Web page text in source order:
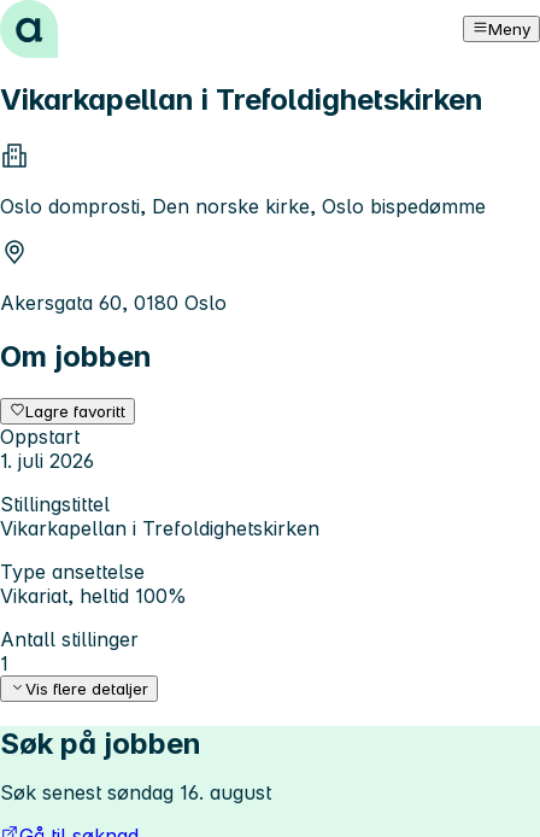
Hopp til innhold Meny
Vikarkapellan i Trefoldighetskirken
Oslo domprosti, Den norske kirke, Oslo bispedømme
Akersgata 60, 0180 Oslo
Om jobben
Lagre favoritt
Oppstart
1. juli 2026
Stillingstittel
Vikarkapellan i Trefoldighetskirken
Type ansettelse
Vikariat, heltid 100%
Antall stillinger
1
Vis flere detaljer
Søk på jobben
Søk senest søndag 16. august